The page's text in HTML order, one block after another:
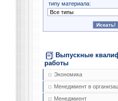
типу материала:
Выпускные
работы
Экономика
Менеджмент в
Менеджмент